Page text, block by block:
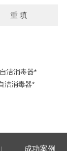
洁消毒器*
洁消毒器*
| 成功案例